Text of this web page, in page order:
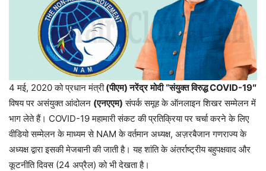
4 मई, 2020 को प्रधान मंत्री(पीएम)नरेंद्र मोदी “संयुक्त विरुद्धCOVID-19″
विषय पर असंयुक्त आंदोलन (एनएएम) संपर्क समूह के ऑनलाइन शिखर सम्मेलन में
भाग लेते हैं। COVID-19 महामारी संकट की प्रतिक्रिया पर चर्चा करने के लिए
वीडियो सम्मेलन के माध्यम से NAM के वर्तमान अध्यक्ष, अज़रबैजान गणराज्य के
अध्यक्ष द्वारा इसकी मेजबानी की जाती है। यह शांति के अंतर्राष्ट्रीय बहुपक्षवाद और
कूटनीति दिवस (24 अप्रैल) को भी देखता है।